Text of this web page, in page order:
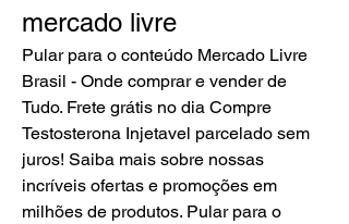
mercado livre
Pular para o conteúdo Mercado Livre
Brasil - Onde comprar e vender de
Tudo. Frete grátis no dia Compre
Testosterona Injetavel parcelado sem
juros! Saiba mais sobre nossas
incríveis ofertas e promoções em
milhões de produtos. Pular para o